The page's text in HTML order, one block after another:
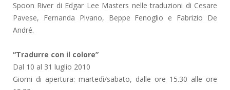
Spoon River di Edgar Lee Masters nelle traduzioni di Cesare
Pavese, Fernanda Pivano, Beppe Fenoglio e Fabrizio De
André.
“Tradurre con il colore”
Dal 10 al 31 luglio 2010
Giorni di apertura: martedì/sabato, dalle ore 15.30 alle ore